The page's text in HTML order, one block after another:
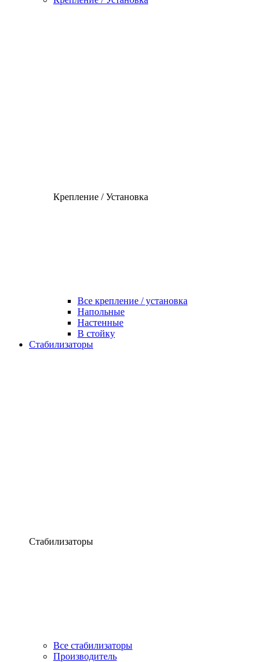
Крепление / Установка
Все крепление / установка
Напольные
Настенные
В стойку
Стабилизаторы
Стабилизаторы
Все стабилизаторы
Производитель